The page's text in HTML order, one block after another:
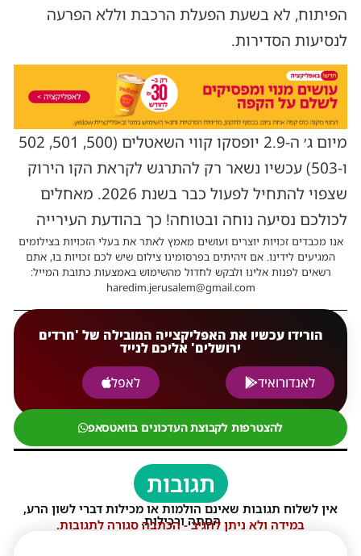
הפיתוח, לא בשעת הפעלת הרכבת וללא הפרעה
לנסיעות הסדירות.
מיום ג׳ ה-2.9 יופסקו קווי השאטלים (500, 501, 502
ו-503) עכשיו נשאר רק להתרגש לקראת הקו הירוק
שצפוי להתחיל לפעול כבר בשנת 2026. מאחלים
לכולכם נסיעה נוחה ובטוחה! כך בהודעת העירייה
אנו מכבדים זכויות יוצרים ועושים מאמץ לאתר את בעלי הזכויות בצילומים
המגיעים לידינו. אם זיהיתים בפרסומינו צילום שיש לכם זכויות בו, אתם
רשאים לפנות אלינו ולבקש לחדול מהשימוש באמצעות כתובת המייל:
haredim.jerusalem@gmail.com
הורידו עכשיו את האפליקצייה המובילה של 'חרדים
ירושלים' אליכם לנייד
לאנדורואיד
לאפל
להצטרפות לקבוצת העדכונים בוואטסאפ
תגובות
אין לשלוח תגובות שאינם הולמות או מכילות דברי לשון הרע,
הסתה ורכילות.
במידה ולא ניתן להגיב - הכתבה סגורה לתגובות.